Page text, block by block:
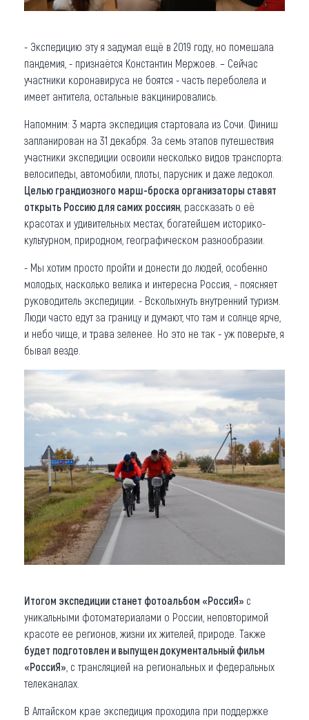
- Экспедицию эту я задумал ещё в 2019 году, но помешала
пандемия, - признаётся Константин Мержоев. – Сейчас
участники коронавируса не боятся - часть переболела и
имеет антитела, остальные вакцинировались.
Напомним: 3 марта экспедиция стартовала из Сочи. Финиш
запланирован на 31 декабря. За семь этапов путешествия
участники экспедиции освоили несколько видов транспорта:
велосипеды, автомобили, плоты, парусник и даже ледокол.
Целью грандиозного марш-броска организаторы ставят
открыть Россию для самих россиян , рассказать о её
красотах и удивительных местах, богатейшем историко-
культурном, природном, географическом разнообразии.
- Мы хотим просто пройти и донести до людей, особенно
молодых, насколько велика и интересна Россия, - поясняет
руководитель экспедиции. - Всколыхнуть внутренний туризм.
Люди часто едут за границу и думают, что там и солнце ярче,
и небо чище, и трава зеленее. Но это не так - уж поверьте, я
бывал везде.
Итогом экспедиции станет фотоальбом «РоссиЯ» с
уникальными фотоматериалами о России, неповторимой
красоте ее регионов, жизни их жителей, природе. Также
будет подготовлен и выпущен документальный фильм
«РоссиЯ» , с трансляцией на региональных и федеральных
телеканалах.
В Алтайском крае экспедиция проходила при поддержке